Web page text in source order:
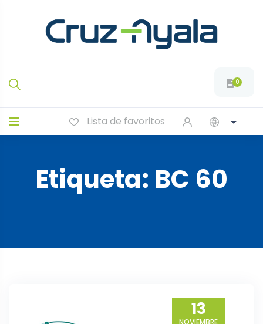
0
Lista de favoritos
Etiqueta: BC 60
13
NOVIEMBRE